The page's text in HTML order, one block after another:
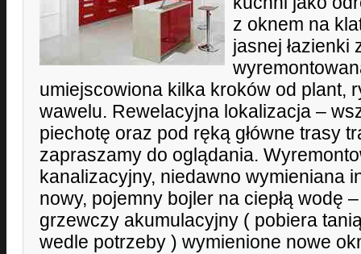
z oknem na
jasnej łazienki
umiejscowiona kilka kroków od plant,
wawelu. Rewelacyjna lokalizacja –
piechotę oraz pod ręką główne trasy
zapraszamy do oglądania.
kanalizacyjny, niedawno wymieniana
nowy, pojemny bojler na ciepłą wodę
grzewczy akumulacyjny ( pobiera
wedle potrzeby ) wymienione nowe